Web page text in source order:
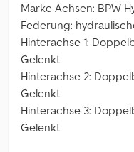
Marke Achsen: BPW
Federung:
Hinterachse 1:
Gelenkt
Hinterachse 2:
Gelenkt
Hinterachse 3:
Gelenkt